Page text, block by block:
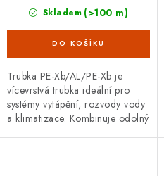
Skladem (>100 m)
Trubka PE-Xb/AL/PE-Xb je
vícevrstvá trubka ideální pro
systémy vytápění, rozvody vody
a klimatizace. Kombinuje odolný